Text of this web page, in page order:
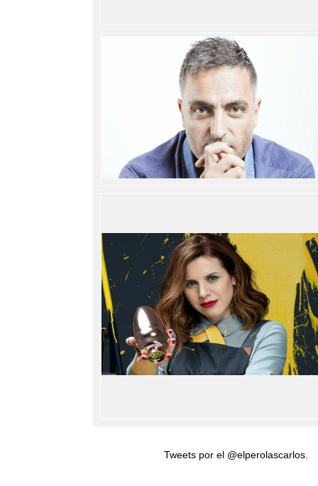
Tweets por el @elperolascarlos.